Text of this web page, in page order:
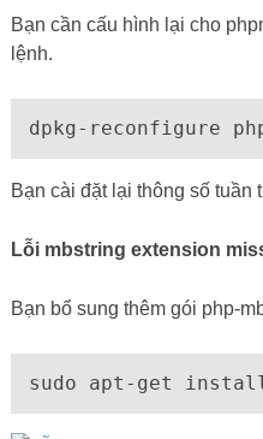
Bạn cần cấu hình lại cho
lệnh.
dpkg-reconfigure
Bạn cài đặt lại thông số tuần
Lỗi mbstring extension
Bạn bổ sung thêm gói php-
sudo apt-get